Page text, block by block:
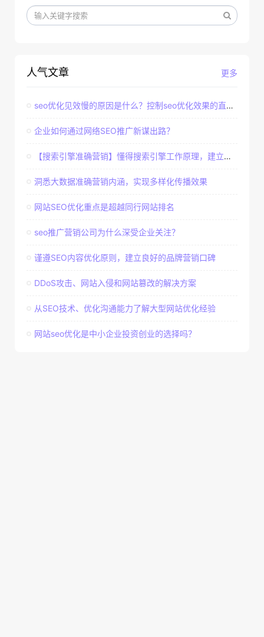
更多
人气文章
seo优化见效慢的原因是什么？控制seo优化效果的直接因素
企业如何通过网络SEO推广新谋出路？
【搜索引擎准确营销】懂得搜索引擎工作原理，建立准确客户群体
洞悉大数据准确营销内涵，实现多样化传播效果
网站SEO优化重点是超越同行网站排名
seo推广营销公司为什么深受企业关注？
谨遵SEO内容优化原则，建立良好的品牌营销口碑
DDoS攻击、网站入侵和网站篡改的解决方案
从SEO技术、优化沟通能力了解大型网站优化经验
网站seo优化是中小企业投资创业的选择吗？